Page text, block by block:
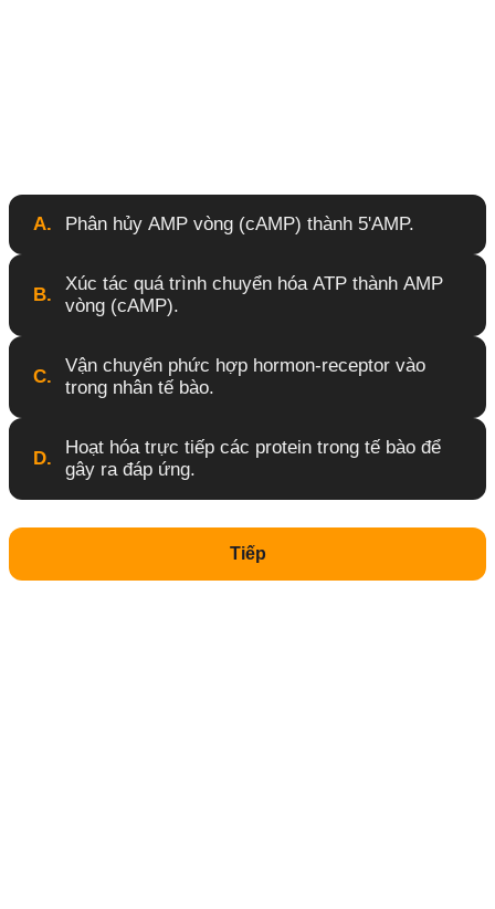
A. Phân hủy AMP vòng (cAMP) thành 5'AMP.
B.
Xúc tác quá trình chuyển hóa ATP thành AMP
vòng (cAMP).
C.
Vận chuyển phức hợp hormon-receptor vào
trong nhân tế bào.
D.
Hoạt hóa trực tiếp các protein trong tế bào để
gây ra đáp ứng.
Tiếp